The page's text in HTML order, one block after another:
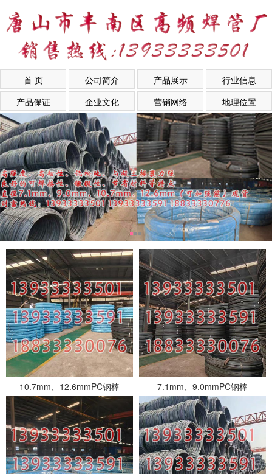
首 页 公司简介 产品展示
行业信息
产品保证
企业文化 营销网络 地理位置
10.7mm、12.6mmPC钢棒 7.1mm、9.0mmPC钢棒